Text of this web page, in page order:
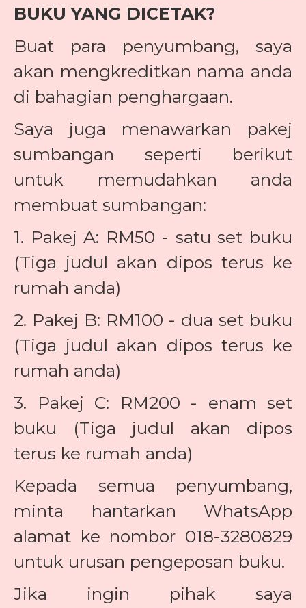
BUKU YANG DICETAK?
Buat para penyumbang, saya
akan mengkreditkan nama anda
di bahagian penghargaan.
Saya juga menawarkan pakej
sumbangan seperti berikut
untuk memudahkan anda
membuat sumbangan:
1. Pakej A: RM50 - satu set buku
(Tiga judul akan dipos terus ke
rumah anda)
2. Pakej B: RM100 - dua set buku
(Tiga judul akan dipos terus ke
rumah anda)
3. Pakej C: RM200 - enam set
buku (Tiga judul akan dipos
terus ke rumah anda)
Kepada semua penyumbang,
minta hantarkan WhatsApp
alamat ke nombor 018-3280829
untuk urusan pengeposan buku.
Jika ingin pihak saya